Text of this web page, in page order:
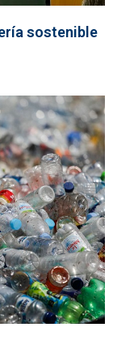
sostenible